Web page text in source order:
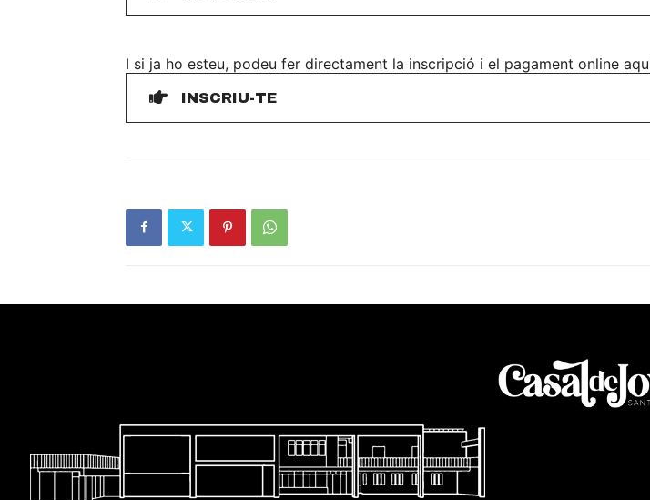
I si ja ho esteu, podeu fer directament la inscripció i el pagament online
INSCRIU-TE